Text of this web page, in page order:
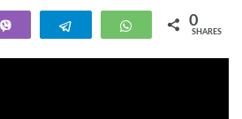
Telegram WhatsApp
0
SHARES